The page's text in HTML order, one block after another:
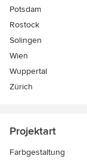
Potsdam
Rostock
Solingen
Wien
Wuppertal
Zürich
Projektart
Farbgestaltung